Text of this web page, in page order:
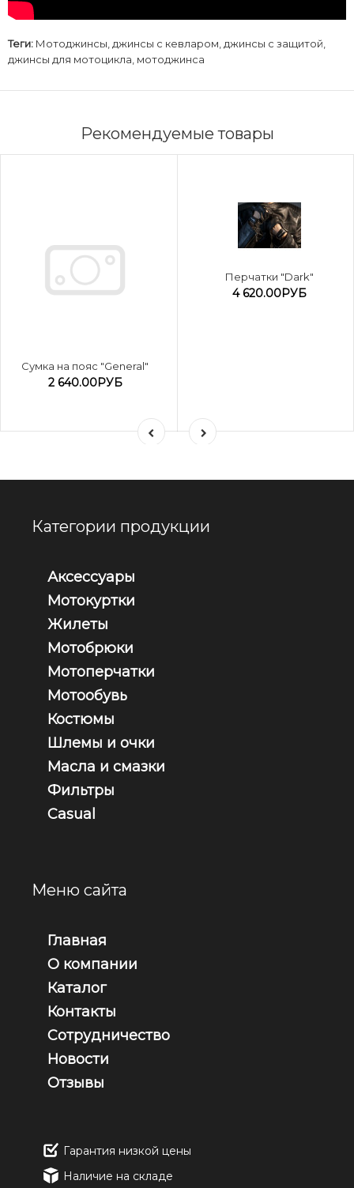
Теги: Мотоджинсы джинсы с кевларом джинсы с защитой
джинсы для мотоцикла мотоджинса
Рекомендуемые товары
Сумка на пояс "General"
2 640.00РУБ
Перчатки "Dark"
4 620.00РУБ
Категории продукции
Аксессуары
Мотокуртки
Жилеты
Мотобрюки
Мотоперчатки
Мотообувь
Костюмы
Шлемы и очки
Масла и смазки
Фильтры
Casual
Меню сайта
Главная
О компании
Каталог
Контакты
Сотрудничество
Новости
Отзывы
Гарантия низкой цены
Наличие на складе